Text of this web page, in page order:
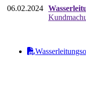
06.02.2024